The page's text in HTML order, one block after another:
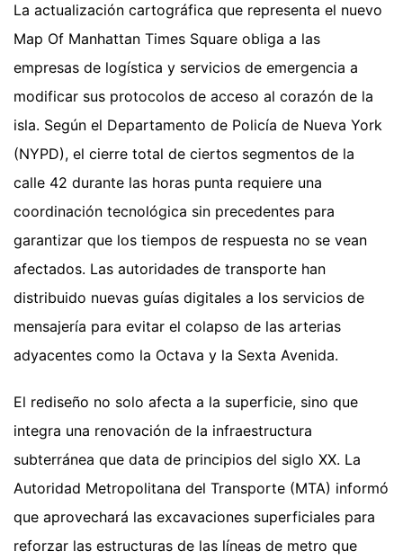
La actualización cartográfica que representa el nuevo
Map Of Manhattan Times Square obliga a las
empresas de logística y servicios de emergencia a
modificar sus protocolos de acceso al corazón de la
isla. Según el Departamento de Policía de Nueva York
(NYPD), el cierre total de ciertos segmentos de la
calle 42 durante las horas punta requiere una
coordinación tecnológica sin precedentes para
garantizar que los tiempos de respuesta no se vean
afectados. Las autoridades de transporte han
distribuido nuevas guías digitales a los servicios de
mensajería para evitar el colapso de las arterias
adyacentes como la Octava y la Sexta Avenida.
El rediseño no solo afecta a la superficie, sino que
integra una renovación de la infraestructura
subterránea que data de principios del siglo XX. La
Autoridad Metropolitana del Transporte (MTA) informó
que aprovechará las excavaciones superficiales para
reforzar las estructuras de las líneas de metro que